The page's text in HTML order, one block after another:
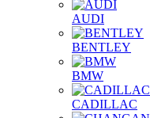
AUDI
BENTLEY
BMW
CADILLAC